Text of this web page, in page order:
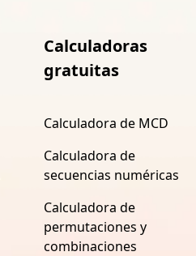
Calculadoras
gratuitas
Calculadora de MCD
Calculadora de
secuencias numéricas
Calculadora de
permutaciones y
combinaciones